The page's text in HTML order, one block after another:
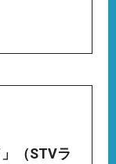
（STVラ